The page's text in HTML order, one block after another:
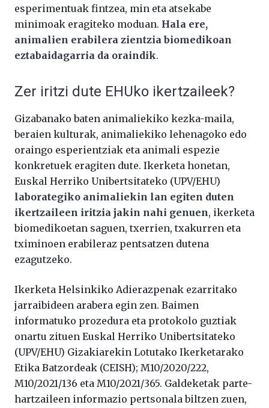
esperimentuak fintzea, min eta atsekabe
minimoak eragiteko moduan. Hala ere,
animalien erabilera zientzia biomedikoan
eztabaidagarria da oraindik.
Zer iritzi dute EHUko ikertzaileek?
Gizabanako baten animaliekiko kezka-maila,
beraien kulturak, animaliekiko lehenagoko edo
oraingo esperientziak eta animali espezie
konkretuek eragiten dute. Ikerketa honetan,
Euskal Herriko Unibertsitateko (UPV/EHU)
laborategiko animaliekin lan egiten duten
ikertzaileen iritzia jakin nahi genuen, ikerketa
biomedikoetan saguen, txerrien, txakurren eta
tximinoen erabileraz pentsatzen dutena
ezagutzeko.
Ikerketa Helsinkiko Adierazpenak ezarritako
jarraibideen arabera egin zen. Baimen
informatuko prozedura eta protokolo guztiak
onartu zituen Euskal Herriko Unibertsitateko
(UPV/EHU) Gizakiarekin Lotutako Ikerketarako
Etika Batzordeak (CEISH); M10/2020/222,
M10/2021/136 eta M10/2021/365. Galdeketak parte-
hartzaileen informazio pertsonala biltzen zuen,